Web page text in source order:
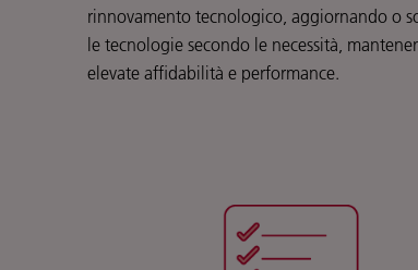
rinnovamento tecnologico, aggiornando o
le tecnologie secondo le necessità,
elevate affidabilità e performance.